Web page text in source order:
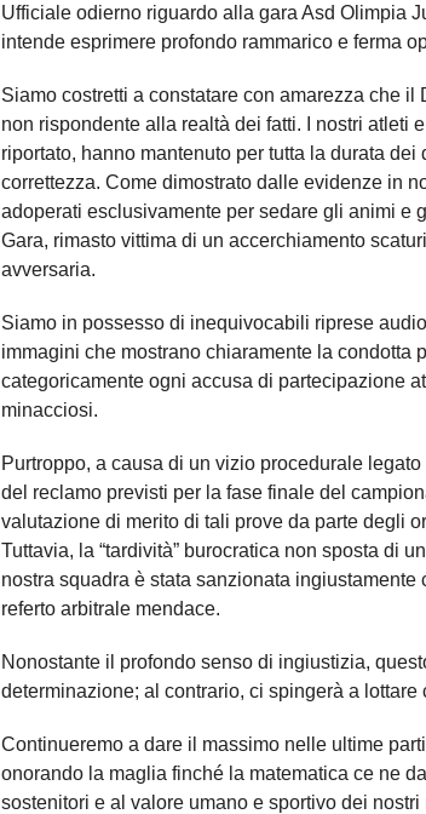
Ufficiale odierno riguardo alla gara Asd Olimpia
intende esprimere profondo rammarico e ferma
Siamo costretti a constatare con amarezza che
non rispondente alla realtà dei fatti. I nostri atleti
riportato, hanno mantenuto per tutta la durata
correttezza. Come dimostrato dalle evidenze in
adoperati esclusivamente per sedare gli animi e
Gara, rimasto vittima di un accerchiamento
avversaria.
Siamo in possesso di inequivocabili riprese
immagini che mostrano chiaramente la condotta
categoricamente ogni accusa di partecipazione
minacciosi.
Purtroppo, a causa di un vizio procedurale
del reclamo previsti per la fase finale del
valutazione di merito di tali prove da parte degli
Tuttavia, la “tardività” burocratica non sposta di
nostra squadra è stata sanzionata
referto arbitrale mendace.
Nonostante il profondo senso di ingiustizia,
determinazione; al contrario, ci spingerà a lottare
Continueremo a dare il massimo nelle ultime
onorando la maglia finché la matematica ce ne
sostenitori e al valore umano e sportivo dei nostri